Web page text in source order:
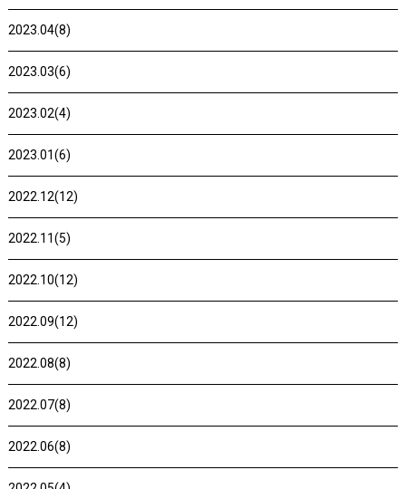
2023.04(8)
2023.03(6)
2023.02(4)
2023.01(6)
2022.12(12)
2022.11(5)
2022.10(12)
2022.09(12)
2022.08(8)
2022.07(8)
2022.06(8)